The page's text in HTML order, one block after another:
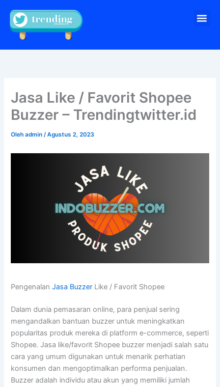
konten
Jasa Like / Favorit Shopee
Buzzer – Trendingtwitter.id
Olehadmin/Agustus 2, 2023
PengenalanJasa Buzzer Like / Favorit Shopee
Dalam dunia pemasaran online, para penjual sering
mengandalkan bantuan buzzer untuk meningkatkan
popularitas produk mereka di platform e-commerce, seperti
Shopee. Jasa like/favorit Shopee buzzer menjadi salah satu
cara yang umum digunakan untuk menarik perhatian
konsumen dan mengoptimalkan performa penjualan.
Buzzer adalah individu atau akun yang memiliki jumlah